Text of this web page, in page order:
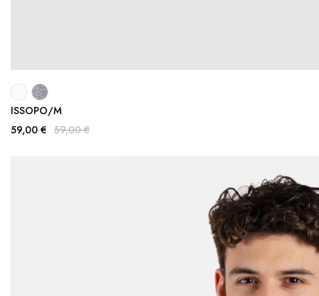
ISSOPO/M
59,00 € 59,00 €